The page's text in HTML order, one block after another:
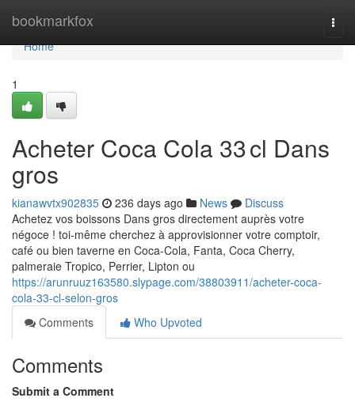
bookmarkfox
Home
Home
1
Acheter Coca Cola 33 cl Dans
gros
kianawvtx902835 236 days ago News
Discuss
Achetez vos boissons Dans gros directement auprès votre
négoce ! toi-même cherchez à approvisionner votre comptoir,
café ou bien taverne en Coca-Cola, Fanta, Coca Cherry,
palmeraie Tropico, Perrier, Lipton ou
https://arunruuz163580.slypage.com/38803911/acheter-coca-
cola-33-cl-selon-gros
Comments
Who Upvoted
Comments
Submit a Comment